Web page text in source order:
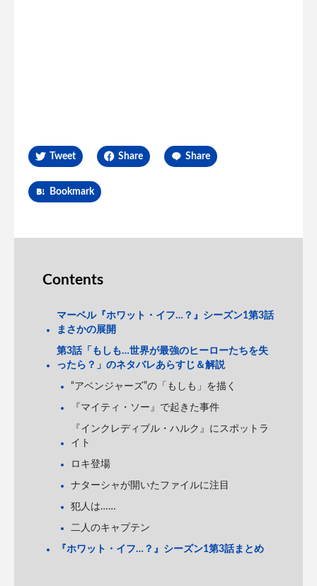
Tweet Share Share
Bookmark
Contents
マーベル『ホワット・イフ…？』シーズン1第3話
まさかの展開
第3話「もしも…世界が最強のヒーローたちを失
ったら？」のネタバレあらすじ＆解説
“アベンジャーズ”の「もしも」を描く
『マイティ・ソー』で起きた事件
『インクレディブル・ハルク』にスポットラ
イト
ロキ登場
ナターシャが開いたファイルに注目
犯人は……
二人のキャプテン
『ホワット・イフ…？』シーズン1第3話まとめ